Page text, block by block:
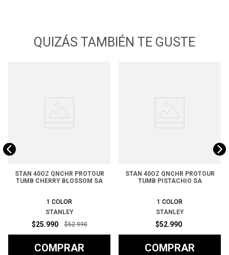
QUIZÁS TAMBIÉN TE GUSTE
STAN 40OZ QNCHR PROTOUR
TUMB CHERRY BLOSSOM SA
1 COLOR
STANLEY
$25.990 $52.990
COMPRAR
STAN 40OZ QNCHR PROTOUR
TUMB PISTACHIO SA
1 COLOR
STANLEY
$52.990
COMPRAR